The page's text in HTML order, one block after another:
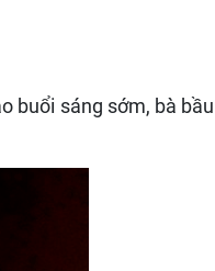
buổi sáng sớm, bà bầu